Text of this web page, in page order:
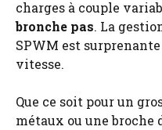
charges à couple
bronche pas. La
SPWM est surprenante
vitesse.
Que ce soit pour un
métaux ou une broche